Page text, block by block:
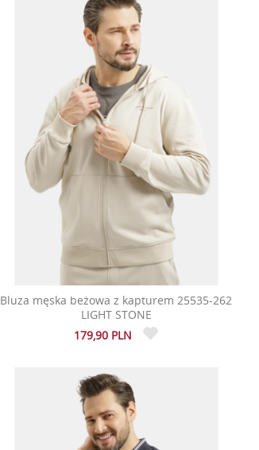
Bluza męska beżowa z kapturem 25535-262
LIGHT STONE
179,90 PLN